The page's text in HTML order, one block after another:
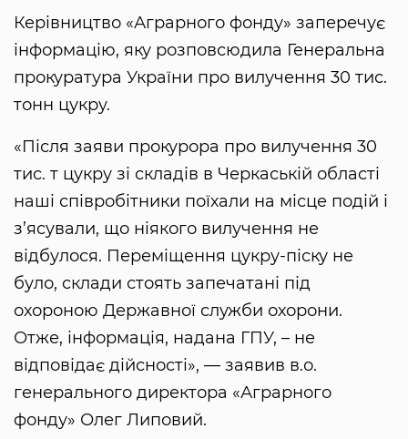
Керівництво «Аграрного фонду» заперечує
інформацію, яку розповсюдила Генеральна
прокуратура України про вилучення 30 тис.
тонн цукру.
«Після заяви прокурора про вилучення 30
тис. т цукру зі складів в Черкаській області
наші співробітники поїхали на місце подій і
з’ясували, що ніякого вилучення не
відбулося. Переміщення цукру-піску не
було, склади стоять запечатані під
охороною Державної служби охорони.
Отже, інформація, надана ГПУ, – не
відповідає дійсності», — заявив в.о.
генерального директора «Аграрного
фонду» Олег Липовий.